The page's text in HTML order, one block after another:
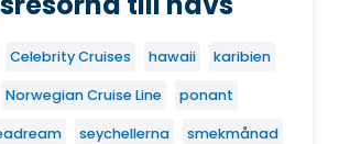
Celebrity Cruises hawaii karibien
Norwegian Cruise Line ponant
seychellerna smekmånad